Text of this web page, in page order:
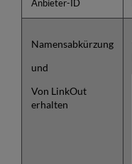
Anbieter-ID
Namensabkürzung
und
Von LinkOut
erhalten